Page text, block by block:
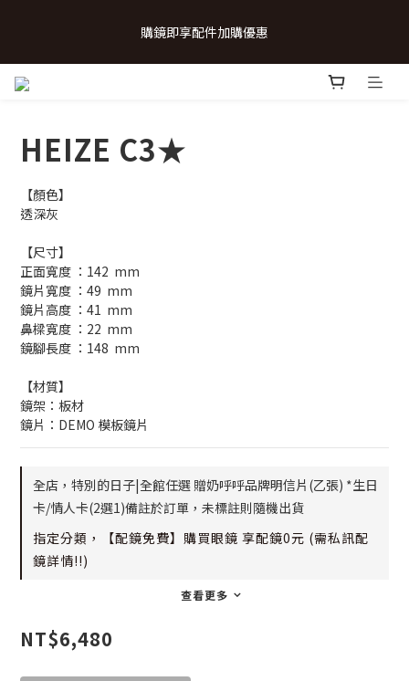
卡/情人卡(2選1)
購鏡即享配件加購優惠
💗致...特別的日子💗 | 全館任選 贈奶呼呼品牌明信片(乙張) *生日
HEIZE C3★
【顏色】
透深灰
【尺寸】
正面寬度 ：142  mm
鏡片寬度 ：49  mm
鏡片高度 ：41  mm
鼻樑寬度 ：22  mm
鏡腳長度 ：148  mm
【材質】
鏡架：板材
鏡片：DEMO 模板鏡片
全店，特別的日子|全館任選 贈奶呼呼品牌明信片(乙張) *生日
卡/情人卡(2選1)備註於訂單，未標註則隨機出貨
指定分類，【配鏡免費】購買眼鏡 享配鏡0元 (需私訊配
鏡詳情!!)
查看更多
NT$6,480